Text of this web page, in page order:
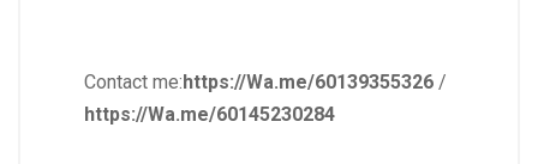
Contact me: https://Wa.me/60139355326 /
https://Wa.me/60145230284